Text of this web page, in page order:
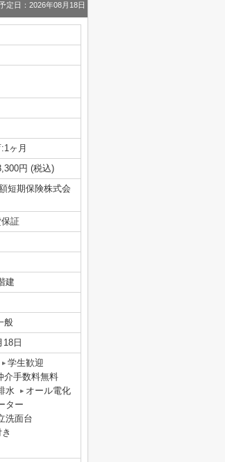
定日：2026年08月18日
ヶ月
円 (税込)
短期保険株式会
証
建
般
18日
学生歓迎
介手数料無料
水
オール電化
ター
洗面台